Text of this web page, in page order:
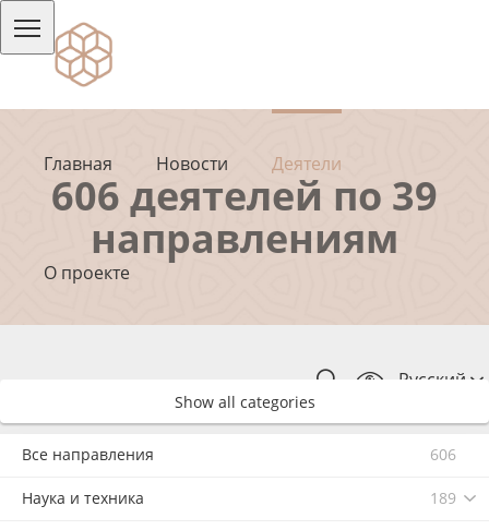
Главная Новости Деятели
О проекте
Русский
606 деятелей по 39
направлениям
Show all categories
Все направления 606
Наука и техника 189